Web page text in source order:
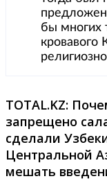
бы многих
кровавого
TOTAL.KZ:
запрещено
сделали
Центральной
мешать